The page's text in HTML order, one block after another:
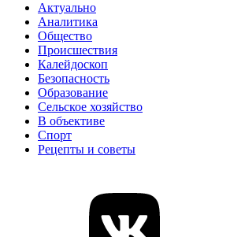
Актуально
Аналитика
Общество
Происшествия
Калейдоскоп
Безопасность
Образование
Сельское хозяйство
В объективе
Спорт
Рецепты и советы